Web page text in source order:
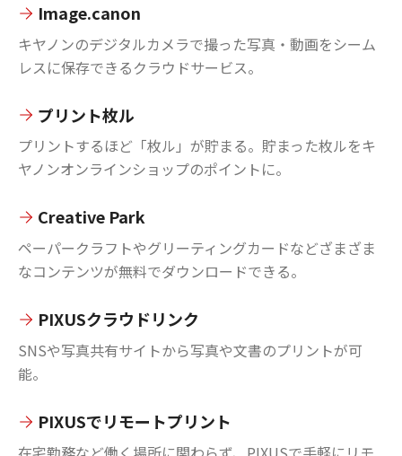
Image.canon
キヤノンのデジタルカメラで撮った写真・動画をシーム
レスに保存できるクラウドサービス。
プリント枚ル
プリントするほど「枚ル」が貯まる。貯まった枚ルをキ
ヤノンオンラインショップのポイントに。
Creative Park
ペーパークラフトやグリーティングカードなどざまざま
なコンテンツが無料でダウンロードできる。
PIXUSクラウドリンク
SNSや写真共有サイトから写真や文書のプリントが可
能。
PIXUSでリモートプリント